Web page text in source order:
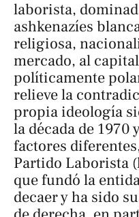
laborista,
ashkenazíes
religiosa,
mercado, al
políticamente
relieve la
propia ideología
la década de 1970
factores
Partido Laborista
que fundó la
decaer y ha sido